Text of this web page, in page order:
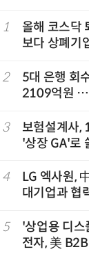
1
올해 코스닥
보다 상폐기
2
5대 은행 회
2109억원
3
보험설계사,
'상장 GA'로
4
LG 엑사원,
대기업과 협
5
'상업용 디
전자, 美